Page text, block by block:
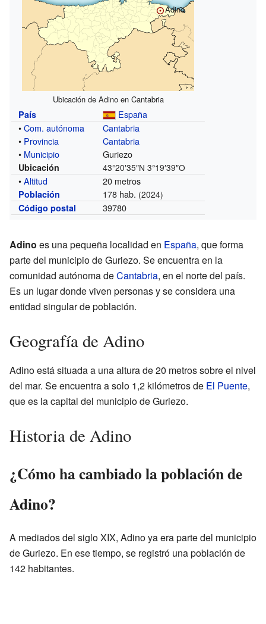
Adino
Ubicación de Adino en Cantabria
País
España
•Com. autónoma
Cantabria
• Provincia
Cantabria
• Municipio Guriezo
Ubicación 43°20′35″N 3°19′39″O
•Altitud 20 metros
Población 178 hab. (2024)
Código postal
39780
Adino es una pequeña localidad en España, que forma
parte del municipio de Guriezo. Se encuentra en la
comunidad autónoma deCantabria, en el norte del país.
Es un lugar donde viven personas y se considera una
entidad singular de población.
Geografía de Adino
Adino está situada a una altura de 20 metros sobre el nivel
del mar. Se encuentra a solo 1,2 kilómetros de El Puente,
que es la capital del municipio de Guriezo.
Historia de Adino
¿Cómo ha cambiado la población de
Adino?
A mediados del siglo XIX, Adino ya era parte del municipio
de Guriezo. En ese tiempo, se registró una población de
142 habitantes.